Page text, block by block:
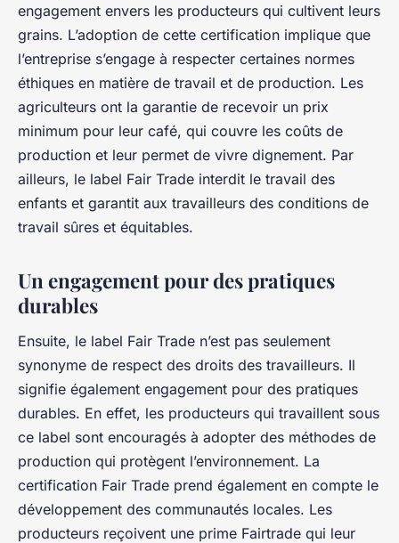
engagement envers les producteurs qui cultivent leurs
grains. L’adoption de cette certification implique que
l’entreprise s’engage à respecter certaines normes
éthiques en matière de travail et de production. Les
agriculteurs ont la garantie de recevoir un prix
minimum pour leur café, qui couvre les coûts de
production et leur permet de vivre dignement. Par
ailleurs, le label Fair Trade interdit le travail des
enfants et garantit aux travailleurs des conditions de
travail sûres et équitables.
Un engagement pour des pratiques
durables
Ensuite, le label Fair Trade n’est pas seulement
synonyme de respect des droits des travailleurs. Il
signifie également engagement pour des pratiques
durables. En effet, les producteurs qui travaillent sous
ce label sont encouragés à adopter des méthodes de
production qui protègent l’environnement. La
certification Fair Trade prend également en compte le
développement des communautés locales. Les
producteurs reçoivent une prime Fairtrade qui leur